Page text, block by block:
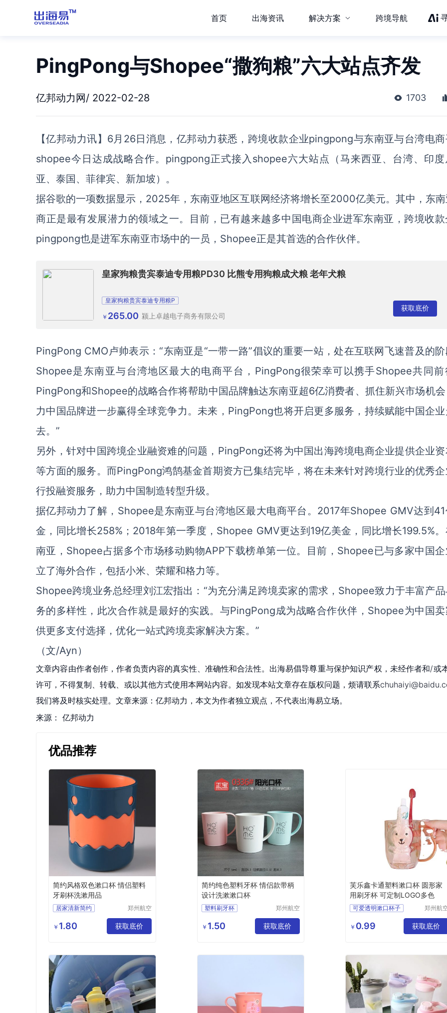
首页 出海资讯 解决方案 跨境导航
PingPong与Shopee“撒狗粮”六大站点齐发
亿邦动力网/ 2022-02-28 1703
【亿邦动力讯】6月26日消息，亿邦动力获悉，跨境收款企业pingpong与东南亚与台湾电
shopee今日达成战略合作。pingpong正式接入shopee六大站点（马来西亚、台湾、印度
亚、泰国、菲律宾、新加坡）。
据谷歌的一项数据显示，2025年，东南亚地区互联网经济将增长至2000亿美元。其中，东
商正是最有发展潜力的领域之一。目前，已有越来越多中国电商企业进军东南亚，跨境收
pingpong也是进军东南亚市场中的一员，Shopee正是其首选的合作伙伴。
皇家狗粮贵宾泰迪专用粮PD30 比熊专用狗粮成犬粮 老年犬粮
皇家狗粮贵宾泰迪专用粮P
￥ 265.00 颍上卓越电子商务有限公司
获取底价
PingPong CMO卢帅表示：“东南亚是“一带一路”倡议的重要一站，处在互联网飞速普及的
Shopee是东南亚与台湾地区最大的电商平台，PingPong很荣幸可以携手Shopee共同前
PingPong和Shopee的战略合作将帮助中国品牌触达东南亚超6亿消费者、抓住新兴市场机
力中国品牌进一步赢得全球竞争力。未来，PingPong也将开启更多服务，持续赋能中国企
去。”
另外，针对中国跨境企业融资难的问题，PingPong还将为中国出海跨境电商企业提供企业
等方面的服务。而PingPong鸿鹄基金首期资方已集结完毕，将在未来针对跨境行业的优秀
行投融资服务，助力中国制造转型升级。
据亿邦动力了解，Shopee是东南亚与台湾地区最大电商平台。2017年Shopee GMV达到
金，同比增长258%；2018年第一季度，Shopee GMV更达到19亿美金，同比增长199.5%
南亚，Shopee占据多个市场移动购物APP下载榜单第一位。目前，Shopee已与多家中国
立了海外合作，包括小米、荣耀和格力等。
Shopee跨境业务总经理刘江宏指出：“为充分满足跨境卖家的需求，Shopee致力于丰富产
务的多样性，此次合作就是最好的实践。与PingPong成为战略合作伙伴， Shopee为中国
供更多支付选择，优化一站式跨境卖家解决方案。”
（文/Ayn）
文章内容由作者创作，作者负责内容的真实性、准确性和合法性。出海易倡导尊重与保护知识产权，未经作者和/或
许可，不得复制、转载、或以其他方式使用本网站内容。如发现本站文章存在版权问题，烦请联系
我们将及时核实处理。文章来源：亿邦动力，本文为作者独立观点，不代表出海易立场。
来源： 亿邦动力
优品推荐
简约风格双色漱口杯 情侣塑料
牙刷杯洗漱用品
居家清新简约
情侣刷牙杯洗漱杯
郑州航空
鑫日用百
货店
￥ 1.80 获取底价
简约纯色塑料牙杯 情侣款带柄
设计洗漱漱口杯
塑料刷牙杯
简约带柄牙刷杯牙缸杯情侣漱口杯牙杯
郑州航空
鑫日用百
货店
￥ 1.50 获取底价
芙乐鑫卡通塑料漱口杯 圆形家
用刷牙杯 可定制LOGO多色
可爱透明漱口杯子
牙洗漱杯塑料宿舍牙缸
日用百货
郑州航
鑫日用
货店
￥ 0.99 获取底价